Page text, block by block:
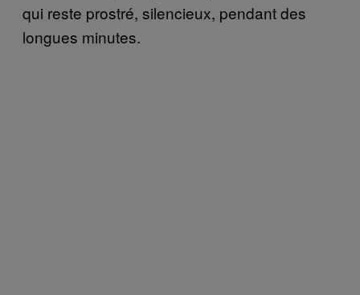
qui reste prostré, silencieux, pendant des
longues minutes.